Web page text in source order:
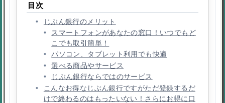
目次
じぶん銀行のメリット
スマートフォンがあなたの窓口！いつでもど
こでも取引簡単！
パソコン、タブレット利用でも快適
選べる商品やサービス
じぶん銀行ならではのサービス
こんなお得なじぶん銀行ですがただ登録するだ
けで終わるのはもったいない！さらにお得に口